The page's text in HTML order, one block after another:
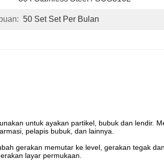
50 Set Set Per Bulan
untuk ayakan partikel, bubuk dan lendir.
pelapis bubuk, dan lainnya.
gerakan memutar ke level, gerakan tegak
layar permukaan.